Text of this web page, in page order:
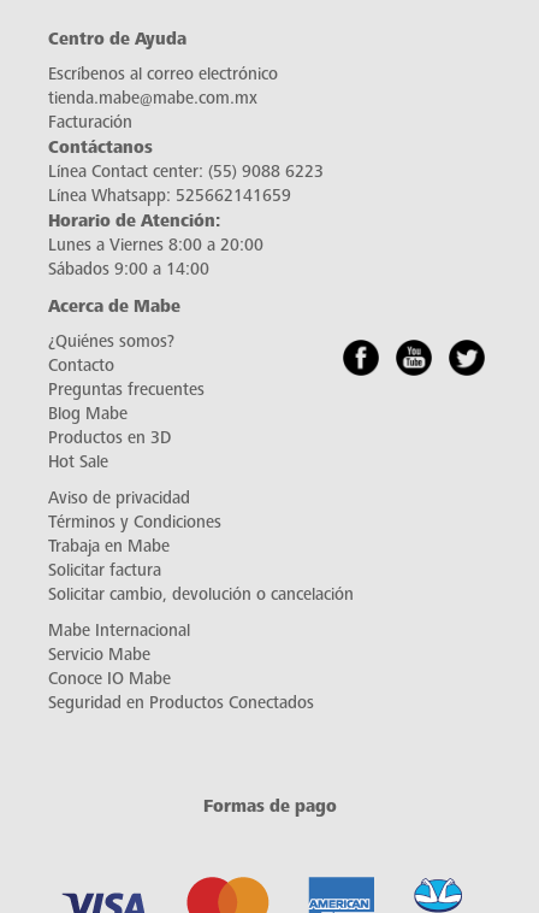
Centro de Ayuda
Escríbenos al correo electrónico
tienda.mabe@mabe.com.mx
Facturación
Contáctanos
Línea Contact center: (55) 9088 6223
Línea Whatsapp: 525662141659
Horario de Atención:
Lunes a Viernes 8:00 a 20:00
Sábados 9:00 a 14:00
Acerca de Mabe
¿Quiénes somos?
Contacto
Preguntas frecuentes
Blog Mabe
Productos en 3D
Hot Sale
Aviso de privacidad
Términos y Condiciones
Trabaja en Mabe
Solicitar factura
Solicitar cambio, devolución o cancelación
Mabe Internacional
Servicio Mabe
Conoce IO Mabe
Seguridad en Productos Conectados
Formas de pago